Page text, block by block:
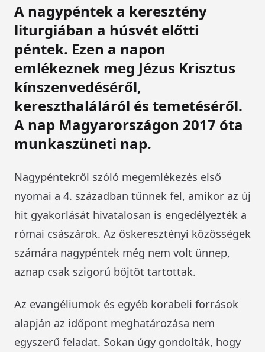
A nagypéntek a keresztény
liturgiában a húsvét előtti
péntek. Ezen a napon
emlékeznek meg Jézus Krisztus
kínszenvedéséről,
kereszthaláláról és temetéséről.
A nap Magyarországon 2017 óta
munkaszüneti nap.
Nagypéntekről szóló megemlékezés első
nyomai a 4. században tűnnek fel, amikor az új
hit gyakorlását hivatalosan is engedélyezték a
római császárok. Az őskeresztényi közösségek
számára nagypéntek még nem volt ünnep,
aznap csak szigorú böjtöt tartottak.
Az evangéliumok és egyéb korabeli források
alapján az időpont meghatározása nem
egyszerű feladat. Sokan úgy gondolták, hogy